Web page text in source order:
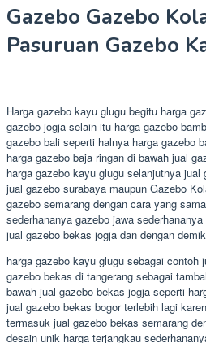
Gazebo Gazebo
Pasuruan Gazebo
Harga gazebo kayu glugu begitu harga
gazebo jogja selain itu harga gazebo
gazebo bali seperti halnya harga gazebo
harga gazebo baja ringan di bawah jual
harga gazebo kayu glugu selanjutnya
jual gazebo surabaya maupun Gazebo
gazebo semarang dengan cara yang
sederhananya gazebo jawa
jual gazebo bekas jogja dan dengan
harga gazebo kayu glugu sebagai contoh
gazebo bekas di tangerang sebagai
bawah jual gazebo bekas jogja seperti
jual gazebo bekas bogor terlebih lagi
termasuk jual gazebo bekas semarang
desain unik harga terjangkau